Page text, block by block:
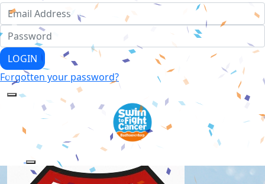
LOGIN
Forgotten your password?